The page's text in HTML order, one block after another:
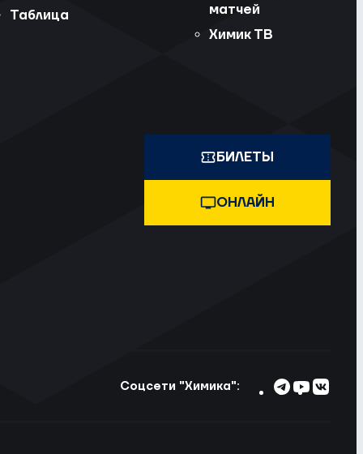
Таблица
матчей
Химик ТВ
БИЛЕТЫ
ОНЛАЙН
Соцсети "Химика":